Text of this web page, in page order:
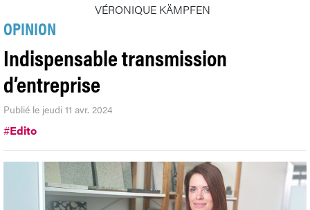
VÉRONIQUE KÄMPFEN
OPINION
Indispensable transmission
d’entreprise
Publié le jeudi 11 avr. 2024
#Edito